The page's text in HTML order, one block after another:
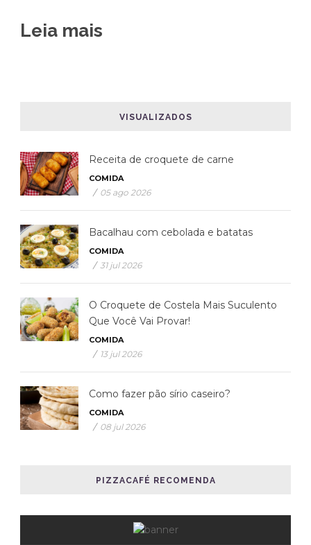
Leia mais
VISUALIZADOS
Receita de croquete de carne
COMIDA
/ 05 ago 2026
Bacalhau com cebolada e batatas
COMIDA
/ 31 jul 2026
O Croquete de Costela Mais Suculento
Que Você Vai Provar!
COMIDA
/ 13 jul 2026
Como fazer pão sírio caseiro?
COMIDA
/ 08 jul 2026
PIZZACAFÉ RECOMENDA